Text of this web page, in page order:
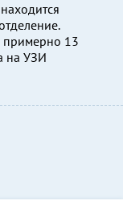
примерно 13
на УЗИ